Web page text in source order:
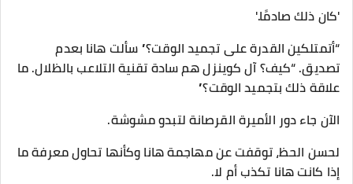
'كان ذلك صادمًا.'
“أتمتلكين القدرة على تجميد الوقت؟” سألت هانا بعدم
تصديق. “كيف؟ آل كوينزل هم سادة تقنية التلاعب بالظلال. ما
علاقة ذلك بتجميد الوقت؟”
الآن جاء دور الأميرة القرصانة لتبدو مشوشة.
لحسن الحظ، توقفت عن مهاجمة هانا وكأنها تحاول معرفة ما
إذا كانت هانا تكذب أم لا.